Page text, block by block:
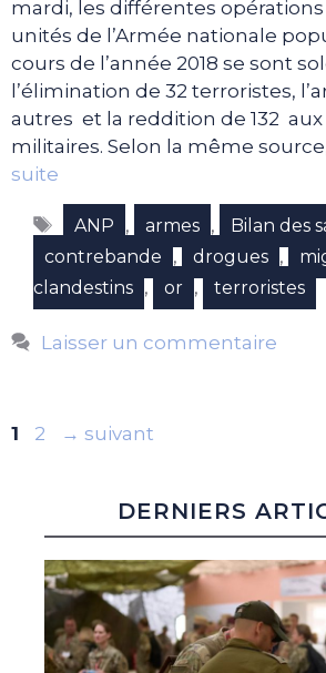
mardi, les différentes
unités de l’Armée nationale
cours de l’année 2018 se sont
l’élimination de 32 terroristes,
autres et la reddition de 132
militaires. Selon la même
suite
Étiquettes
ANP , armes , Bilan des
contrebande , drogues ,
clandestins , or , terroristes
Laisser un commentaire
Page
1 Page
2 → suivant
DERNIERS